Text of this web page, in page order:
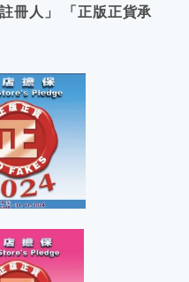
冊人」 「正版正貨承